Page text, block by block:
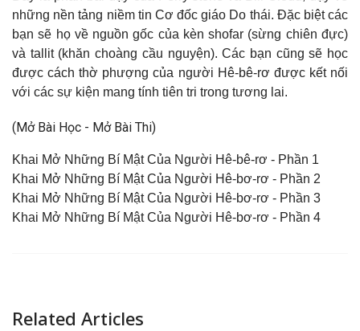
những nền tảng niềm tin Cơ đốc giáo Do thái. Đặc biệt các
bạn sẽ họ về nguồn gốc của kèn shofar (sừng chiên đực)
và tallit (khăn choàng cầu nguyện). Các bạn cũng sẽ học
được cách thờ phượng của người Hê-bê-rơ được kết nối
với các sự kiện mang tính tiên tri trong tương lai.
(Mở Bài Học - Mở Bài Thi)
Khai Mở Những Bí Mật Của Người Hê-bê-rơ - Phần 1
Khai Mở Những Bí Mật Của Người Hê-bơ-rơ - Phần 2
Khai Mở Những Bí Mật Của Người Hê-bơ-rơ - Phần 3
Khai Mở Những Bí Mật Của Người Hê-bơ-rơ - Phần 4
Related Articles